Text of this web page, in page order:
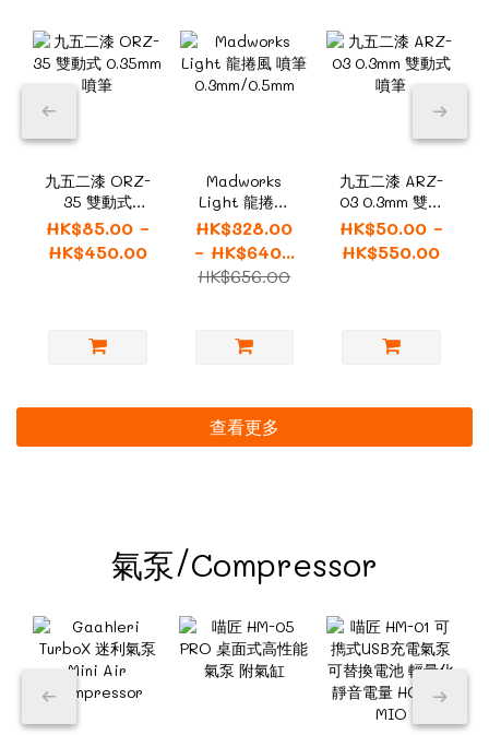
九五二漆 ORZ-
35 雙動式
0.35mm 噴筆
HK$85.00 ~
HK$450.00
Madworks
Light 龍捲風
噴筆
0.3mm/0.5mm
HK$328.00
~ HK$640...
HK$656.00
九五二漆 ARZ-
03 0.3mm 雙動
式噴筆
HK$50.00 ~
HK$550.00
查看更多
氣泵/Compressor